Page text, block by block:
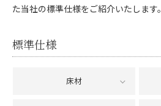
た当社の標準仕様をご紹介いたします。
標準仕様
床材